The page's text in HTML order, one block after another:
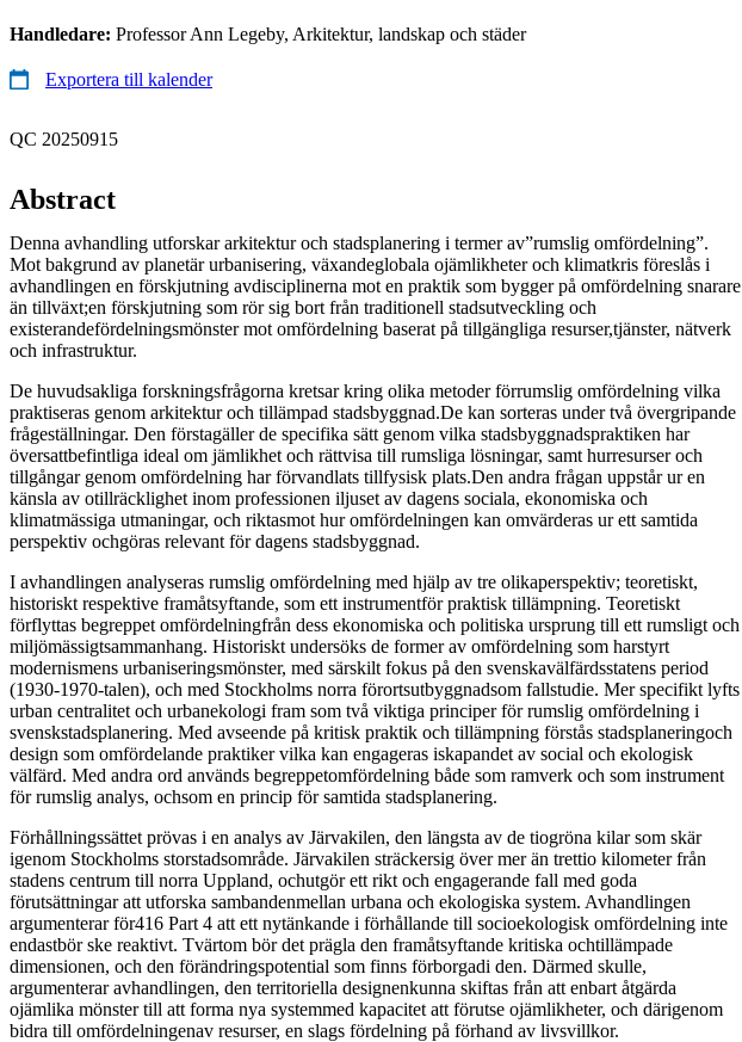
Handledare: Professor Ann Legeby, Arkitektur, landskap och städer
Exportera till kalender
QC 20250915
Abstract
Denna avhandling utforskar arkitektur och stadsplanering i termer av”rumslig omfördelning”.
Mot bakgrund av planetär urbanisering, växandeglobala ojämlikheter och klimatkris föreslås i
avhandlingen en förskjutning avdisciplinerna mot en praktik som bygger på omfördelning snarare
än tillväxt;en förskjutning som rör sig bort från traditionell stadsutveckling och
existerandefördelningsmönster mot omfördelning baserat på tillgängliga resurser,tjänster, nätverk
och infrastruktur.
De huvudsakliga forskningsfrågorna kretsar kring olika metoder förrumslig omfördelning vilka
praktiseras genom arkitektur och tillämpad stadsbyggnad.De kan sorteras under två övergripande
frågeställningar. Den förstagäller de specifika sätt genom vilka stadsbyggnadspraktiken har
översattbefintliga ideal om jämlikhet och rättvisa till rumsliga lösningar, samt hurresurser och
tillgångar genom omfördelning har förvandlats tillfysisk plats.Den andra frågan uppstår ur en
känsla av otillräcklighet inom professionen iljuset av dagens sociala, ekonomiska och
klimatmässiga utmaningar, och riktasmot hur omfördelningen kan omvärderas ur ett samtida
perspektiv ochgöras relevant för dagens stadsbyggnad.
I avhandlingen analyseras rumslig omfördelning med hjälp av tre olikaperspektiv; teoretiskt,
historiskt respektive framåtsyftande, som ett instrumentför praktisk tillämpning. Teoretiskt
förflyttas begreppet omfördelningfrån dess ekonomiska och politiska ursprung till ett rumsligt och
miljömässigtsammanhang. Historiskt undersöks de former av omfördelning som harstyrt
modernismens urbaniseringsmönster, med särskilt fokus på den svenskavälfärdsstatens period
(1930-1970-talen), och med Stockholms norra förortsutbyggnadsom fallstudie. Mer specifikt lyfts
urban centralitet och urbanekologi fram som två viktiga principer för rumslig omfördelning i
svenskstadsplanering. Med avseende på kritisk praktik och tillämpning förstås stadsplaneringoch
design som omfördelande praktiker vilka kan engageras iskapandet av social och ekologisk
välfärd. Med andra ord används begreppetomfördelning både som ramverk och som instrument
för rumslig analys, ochsom en princip för samtida stadsplanering.
Förhållningssättet prövas i en analys av Järvakilen, den längsta av de tiogröna kilar som skär
igenom Stockholms storstadsområde. Järvakilen sträckersig över mer än trettio kilometer från
stadens centrum till norra Uppland, ochutgör ett rikt och engagerande fall med goda
förutsättningar att utforska sambandenmellan urbana och ekologiska system. Avhandlingen
argumenterar för416 Part 4 att ett nytänkande i förhållande till socioekologisk omfördelning inte
endastbör ske reaktivt. Tvärtom bör det prägla den framåtsyftande kritiska ochtillämpade
dimensionen, och den förändringspotential som finns förborgadi den. Därmed skulle,
argumenterar avhandlingen, den territoriella designenkunna skiftas från att enbart åtgärda
ojämlika mönster till att forma nya systemmed kapacitet att förutse ojämlikheter, och därigenom
bidra till omfördelningenav resurser, en slags fördelning på förhand av livsvillkor.